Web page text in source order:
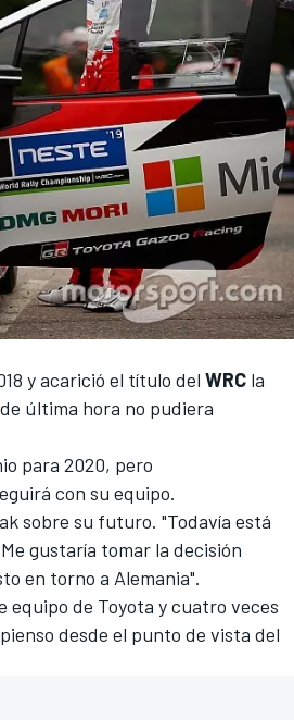
y acarició el título del WRC la
última hora no pudiera
para 2020, pero
con su equipo.
sobre su futuro. "Todavía está
gustaría tomar la decisión
en torno a Alemania".
equipo de Toyota y cuatro veces
desde el punto de vista del